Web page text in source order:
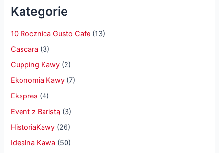
Kategorie
10 Rocznica Gusto Cafe (13)
Cascara (3)
Cupping Kawy (2)
Ekonomia Kawy (7)
Ekspres (4)
Event z Baristą (3)
HistoriaKawy (26)
Idealna Kawa (50)